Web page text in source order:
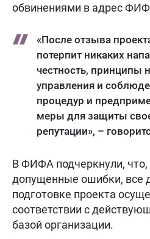
обвинениями в адрес
«После отзыва
потерпит никаких
честность, принципы
управления и
процедур и
меры для защиты
репутации», –
В ФИФА подчеркнули, что,
допущенные ошибки, все
подготовке проекта
соответствии с
базой организации.